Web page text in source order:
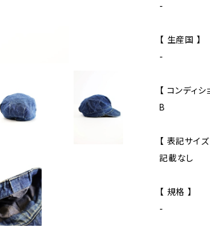
-
【 生産国 】
-
【 コンディシ
B
【 表記サイズ
記載なし
【 規格 】
-